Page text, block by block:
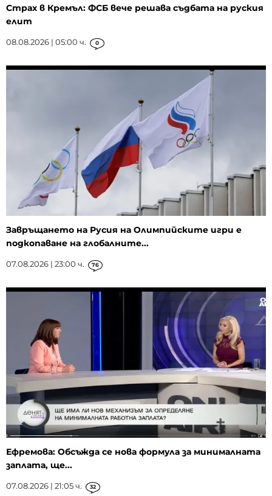
Страх в Кремъл: ФСБ вече решава съдбата на руския
елит
08.08.2026 | 05:00 ч. 0
Завръщането на Русия на Олимпийските игри е
подкопаване на глобалните...
07.08.2026 | 23:00 ч. 76
Ефремова: Обсъжда се нова формула за минималната
заплата, ще...
07.08.2026 | 21:05 ч. 32